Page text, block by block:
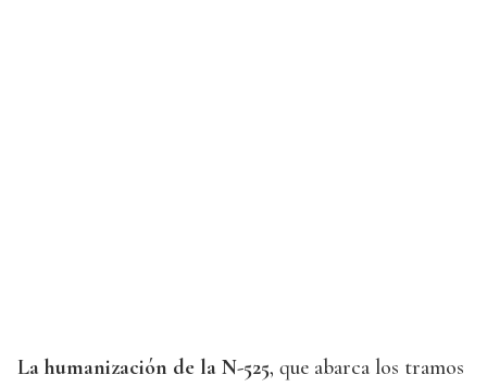
La humanización de la N-525, que abarca los tramos